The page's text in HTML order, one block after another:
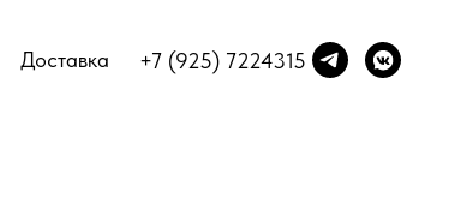
Доставка +7 (925) 7224315